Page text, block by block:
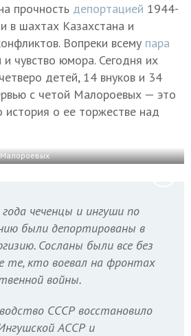
прочность депортацией 1944-
в шахтах Казахстана и
Вопреки всему пара
чувство юмора. Сегодня их
детей, 14 внуков и 34
с четой Малороевых — это
история о ее торжестве над
чеченцы и ингуши по
были депортированы в
Сосланы были все без
те, кто воевал на фронтах
войны.
СССР восстановило
АССР и